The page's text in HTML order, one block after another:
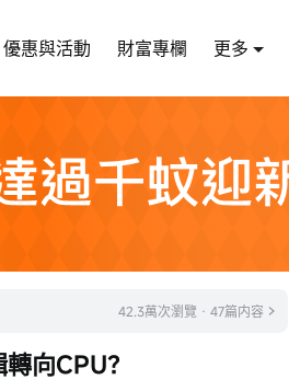
優惠與活動 財富專欄 更多
42.3萬次瀏覽 · 47篇内容
向CPU？